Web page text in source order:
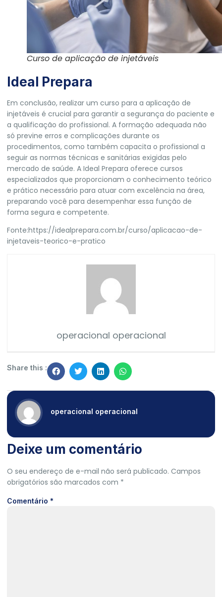
Curso de aplicação de injetáveis
Ideal Prepara
Em conclusão, realizar um curso para a aplicação de
injetáveis é crucial para garantir a segurança do paciente e
a qualificação do profissional. A formação adequada não
só previne erros e complicações durante os
procedimentos, como também capacita o profissional a
seguir as normas técnicas e sanitárias exigidas pelo
mercado de saúde. A Ideal Prepara oferece cursos
especializados que proporcionam o conhecimento teórico
e prático necessário para atuar com excelência na área,
preparando você para desempenhar essa função de
forma segura e competente.
Fonte:https://idealprepara.com.br/curso/aplicacao-de-
injetaveis-teorico-e-pratico
operacional operacional
Share this :
operacional operacional
Deixe um comentário
O seu endereço de e-mail não será publicado. Campos
obrigatórios são marcados com *
Comentário *